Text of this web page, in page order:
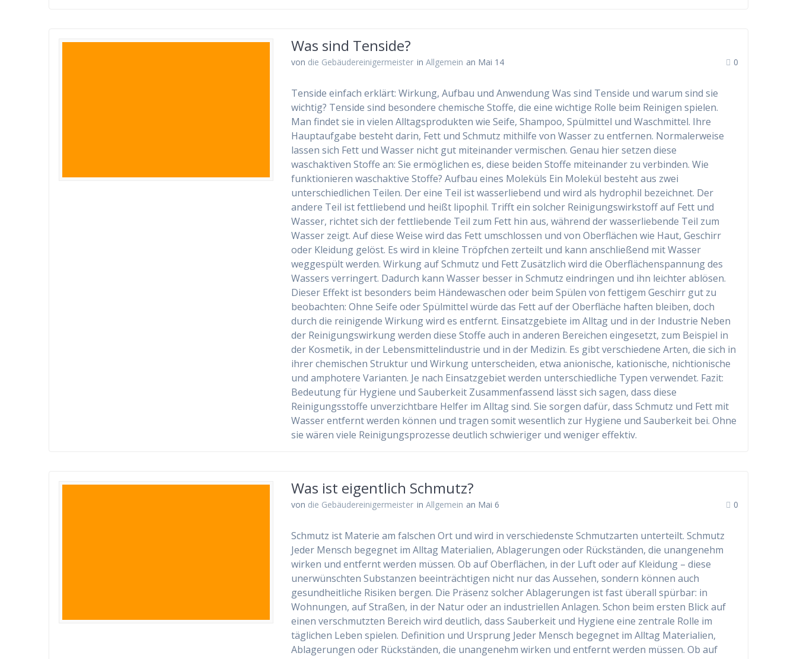
Was sind Tenside?
von die Gebäudereinigermeister in Allgemein an Mai 14 0
Tenside einfach erklärt: Wirkung, Aufbau und Anwendung Was sind Tenside und warum sind sie
wichtig? Tenside sind besondere chemische Stoffe, die eine wichtige Rolle beim Reinigen spielen.
Man findet sie in vielen Alltagsprodukten wie Seife, Shampoo, Spülmittel und Waschmittel. Ihre
Hauptaufgabe besteht darin, Fett und Schmutz mithilfe von Wasser zu entfernen. Normalerweise
lassen sich Fett und Wasser nicht gut miteinander vermischen. Genau hier setzen diese
waschaktiven Stoffe an: Sie ermöglichen es, diese beiden Stoffe miteinander zu verbinden. Wie
funktionieren waschaktive Stoffe? Aufbau eines Moleküls Ein Molekül besteht aus zwei
unterschiedlichen Teilen. Der eine Teil ist wasserliebend und wird als hydrophil bezeichnet. Der
andere Teil ist fettliebend und heißt lipophil. Trifft ein solcher Reinigungswirkstoff auf Fett und
Wasser, richtet sich der fettliebende Teil zum Fett hin aus, während der wasserliebende Teil zum
Wasser zeigt. Auf diese Weise wird das Fett umschlossen und von Oberflächen wie Haut, Geschirr
oder Kleidung gelöst. Es wird in kleine Tröpfchen zerteilt und kann anschließend mit Wasser
weggespült werden. Wirkung auf Schmutz und Fett Zusätzlich wird die Oberflächenspannung des
Wassers verringert. Dadurch kann Wasser besser in Schmutz eindringen und ihn leichter ablösen.
Dieser Effekt ist besonders beim Händewaschen oder beim Spülen von fettigem Geschirr gut zu
beobachten: Ohne Seife oder Spülmittel würde das Fett auf der Oberfläche haften bleiben, doch
durch die reinigende Wirkung wird es entfernt. Einsatzgebiete im Alltag und in der Industrie Neben
der Reinigungswirkung werden diese Stoffe auch in anderen Bereichen eingesetzt, zum Beispiel in
der Kosmetik, in der Lebensmittelindustrie und in der Medizin. Es gibt verschiedene Arten, die sich in
ihrer chemischen Struktur und Wirkung unterscheiden, etwa anionische, kationische, nichtionische
und amphotere Varianten. Je nach Einsatzgebiet werden unterschiedliche Typen verwendet. Fazit:
Bedeutung für Hygiene und Sauberkeit Zusammenfassend lässt sich sagen, dass diese
Reinigungsstoffe unverzichtbare Helfer im Alltag sind. Sie sorgen dafür, dass Schmutz und Fett mit
Wasser entfernt werden können und tragen somit wesentlich zur Hygiene und Sauberkeit bei. Ohne
sie wären viele Reinigungsprozesse deutlich schwieriger und weniger effektiv.
Was ist eigentlich Schmutz?
von die Gebäudereinigermeister in Allgemein an Mai 6 0
Schmutz ist Materie am falschen Ort und wird in verschiedenste Schmutzarten unterteilt. Schmutz
Jeder Mensch begegnet im Alltag Materialien, Ablagerungen oder Rückständen, die unangenehm
wirken und entfernt werden müssen. Ob auf Oberflächen, in der Luft oder auf Kleidung – diese
unerwünschten Substanzen beeinträchtigen nicht nur das Aussehen, sondern können auch
gesundheitliche Risiken bergen. Die Präsenz solcher Ablagerungen ist fast überall spürbar: in
Wohnungen, auf Straßen, in der Natur oder an industriellen Anlagen. Schon beim ersten Blick auf
einen verschmutzten Bereich wird deutlich, dass Sauberkeit und Hygiene eine zentrale Rolle im
täglichen Leben spielen. Definition und Ursprung Jeder Mensch begegnet im Alltag Materialien,
Ablagerungen oder Rückständen, die unangenehm wirken und entfernt werden müssen. Ob auf